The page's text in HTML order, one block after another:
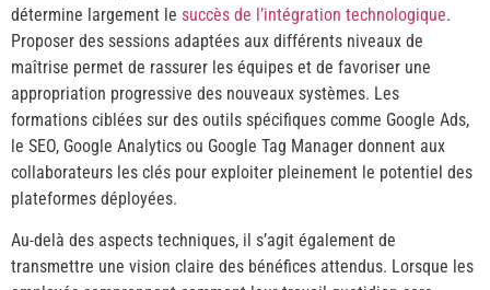
détermine largement le succès de l’intégration technologique.
Proposer des sessions adaptées aux différents niveaux de
maîtrise permet de rassurer les équipes et de favoriser une
appropriation progressive des nouveaux systèmes. Les
formations ciblées sur des outils spécifiques comme Google Ads,
le SEO, Google Analytics ou Google Tag Manager donnent aux
collaborateurs les clés pour exploiter pleinement le potentiel des
plateformes déployées.
Au-delà des aspects techniques, il s’agit également de
transmettre une vision claire des bénéfices attendus. Lorsque les